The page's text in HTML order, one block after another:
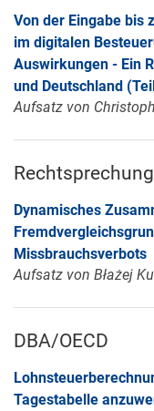
Von der Eingabe bis
im digitalen
Auswirkungen - Ein
und Deutschland
Aufsatz von
Rechtsprechung
Dynamisches
Missbrauchsverbots
Aufsatz von Błażej
DBA/OECD
Tagestabelle